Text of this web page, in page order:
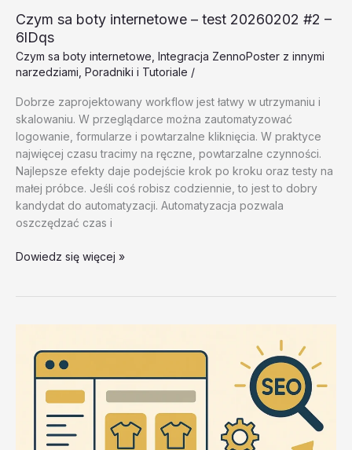
Czym sa boty internetowe – test 20260202 #2 –
6lDqs
Czym sa boty internetowe, Integracja ZennoPoster z innymi
narzedziami, Poradniki i Tutoriale /
Dobrze zaprojektowany workflow jest łatwy w utrzymaniu i
skalowaniu. W przeglądarce można zautomatyzować
logowanie, formularze i powtarzalne kliknięcia. W praktyce
najwięcej czasu tracimy na ręczne, powtarzalne czynności.
Najlepsze efekty daje podejście krok po kroku oraz testy na
małej próbce. Jeśli coś robisz codziennie, to jest to dobry
kandydat do automatyzacji. Automatyzacja pozwala
oszczędzać czas i
Czym
–
20260202
Dowiedz się więcej »